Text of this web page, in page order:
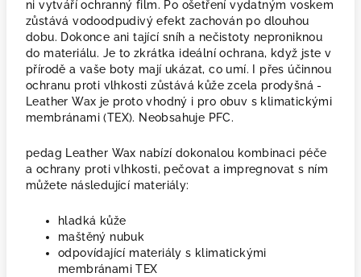
ni vytváří ochranný film. Po ošetření vydatným voskem
zůstává vodoodpudivý efekt zachován po dlouhou
dobu. Dokonce ani tající sníh a nečistoty neproniknou
do materiálu. Je to zkrátka ideální ochrana, když jste v
přírodě a vaše boty mají ukázat, co umí. I přes účinnou
ochranu proti vlhkosti zůstává kůže zcela prodyšná -
Leather Wax je proto vhodný i pro obuv s klimatickými
membránami (TEX). Neobsahuje PFC.
pedag Leather Wax nabízí dokonalou kombinaci péče
a ochrany proti vlhkosti, pečovat a impregnovat s ním
můžete následující materiály:
hladká kůže
maštěný nubuk
odpovídající materiály s klimatickými
membránami TEX